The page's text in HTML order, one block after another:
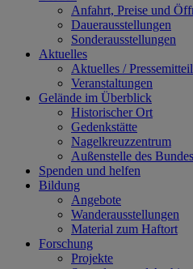
Anfahrt, Preise und
Dauerausstellungen
Sonderausstellungen
Aktuelles
Aktuelles /
Veranstaltungen
Gelände im Überblick
Historischer Ort
Gedenkstätte
Nagelkreuzzentrum
Außenstelle des
Spenden und helfen
Bildung
Angebote
Wanderausstellungen
Material zum Haftort
Forschung
Projekte